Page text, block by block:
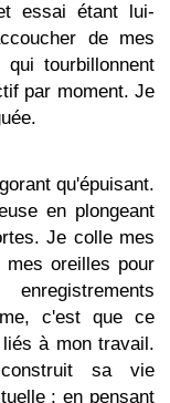
essai étant lui-
de mes
tourbillonnent
par moment. Je
qu'épuisant.
en plongeant
Je colle mes
oreilles pour
c'est que ce
à mon travail.
sa vie
: en pensant